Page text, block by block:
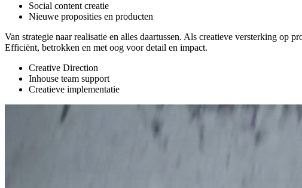
Social content creatie
Nieuwe proposities en producten
Van strategie naar realisatie en alles daartussen. Als creatieve versterking op
Efficiënt, betrokken en met oog voor detail en impact.
Creative Direction
Inhouse team support
Creatieve implementatie